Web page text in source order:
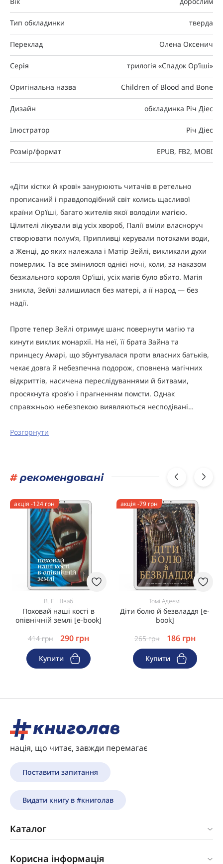
Тип обкладинки тверда
Переклад Олена Оксенич
Серія трилогія «Спадок Ор’їші»
Оригінальна назва Children of Blood and Bone
Дизайн обкладинка Річ Діес
Ілюстратор Річ Діес
Розмір/формат EPUB, FB2, MOBI
«Діти кістки й крові» занурюють читачів в ретельно
прописаний і правдоподібний світ колись щасливої
країни Ор’їші, багато жителів якої володіли магією.
Цілителі лікували від усіх хвороб, Палії вміли власноруч
створювати полум’я, Припливці керували потоками води,
а Женці, до яких належала і Матір Зейлі, викликали духи
померлих. Та все змінилося однієї ночі, коли, за наказом
безжального короля Ор’їші, усіх магів було вбито. Магія
зникла, Зейлі залишилася без матері, а її народ — без
надії.
Проте тепер Зейлі отримує шанс повернути магію та
кинути виклик монархії. На неї, її брата Зайна та
принцесу Амарі, що збунтувалася проти власних батьків,
чекає довга й небезпечна подорож, сповнена магічних
відкриттів, насичена переслідуваннями й битвами,
просякнута кров’ю і прагненням помсти. Однак
справжньою небезпекою виявляються несподівані…
Розгорнути
#рекомендовані
акція -124 грн
В. Е. Шваб
Поховай наші кості в
опівнічній землі [e-book]
414грн 290 грн
Купити
акція -79 грн
Томі Адеємі
Діти болю й безвладдя [e-
book]
265грн 186 грн
Купити
нація, що читає, завжди перемагає
Поставити запитання
Видати книгу в #книголав
Каталог
Корисна інформація